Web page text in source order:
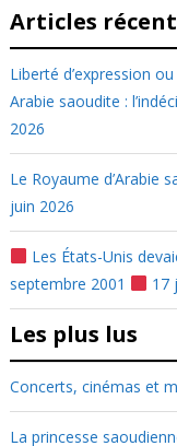
Articles
Liberté d’expression
Arabie saoudite :
2026
Le Royaume d’Arabie
juin 2026
Les États-Unis
septembre 2001
17
Les plus lus
Concerts, cinémas et
La princesse